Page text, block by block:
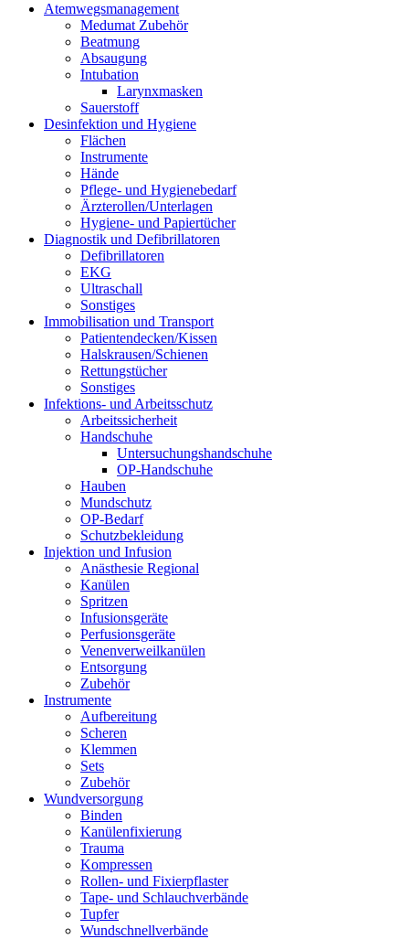
Atemwegsmanagement
Medumat Zubehör
Beatmung
Absaugung
Intubation
Larynxmasken
Sauerstoff
Desinfektion und Hygiene
Flächen
Instrumente
Hände
Pflege- und Hygienebedarf
Ärzterollen/Unterlagen
Hygiene- und Papiertücher
Diagnostik und Defibrillatoren
Defibrillatoren
EKG
Ultraschall
Sonstiges
Immobilisation und Transport
Patientendecken/Kissen
Halskrausen/Schienen
Rettungstücher
Sonstiges
Infektions- und Arbeitsschutz
Arbeitssicherheit
Handschuhe
Untersuchungshandschuhe
OP-Handschuhe
Hauben
Mundschutz
OP-Bedarf
Schutzbekleidung
Injektion und Infusion
Anästhesie Regional
Kanülen
Spritzen
Infusionsgeräte
Perfusionsgeräte
Venenverweilkanülen
Entsorgung
Zubehör
Instrumente
Aufbereitung
Scheren
Klemmen
Sets
Zubehör
Wundversorgung
Binden
Kanülenfixierung
Trauma
Kompressen
Rollen- und Fixierpflaster
Tape- und Schlauchverbände
Tupfer
Wundschnellverbände